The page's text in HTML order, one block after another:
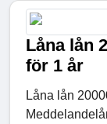
Låna lån
för 1 år
Låna lån